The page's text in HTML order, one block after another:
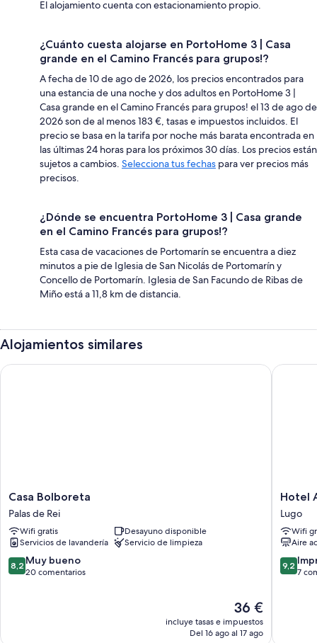
El alojamiento cuenta con estacionamiento propio.
¿Cuánto cuesta alojarse en PortoHome 3 | Casa
grande en el Camino Francés para grupos!?
A fecha de 10 de ago de 2026, los precios encontrados para
una estancia de una noche y dos adultos en PortoHome 3 |
Casa grande en el Camino Francés para grupos! el 13 de ago de
2026 son de al menos 183 €, tasas e impuestos incluidos. El
precio se basa en la tarifa por noche más barata encontrada en
las últimas 24 horas para los próximos 30 días. Los precios están
sujetos a cambios. Selecciona tus fechas para ver precios más
precisos.
¿Dónde se encuentra PortoHome 3 | Casa grande
en el Camino Francés para grupos!?
Esta casa de vacaciones de Portomarín se encuentra a diez
minutos a pie de Iglesia de San Nicolás de Portomarín y
Concello de Portomarín. Iglesia de San Facundo de Ribas de
Miño está a 11,8 km de distancia.
Alojamientos similares
Casa
Bolboreta
Palas
de
Rei
Casa Bolboreta
Palas de Rei
Wifi gratis
Desayuno disponible
Servicios de lavandería
Servicio de limpieza
8.2
sobre
8,2 Muy bueno
20 comentarios
El
precio
actual
36 €
incluye tasas e impuestos
Del 16 ago al 17 ago
Casa Bolboreta
Hotel
Aura
Brios
Lugo
Lugo
Hotel
Lugo
Wifi
Aire
9.2
sobre
9,2
7
Hotel